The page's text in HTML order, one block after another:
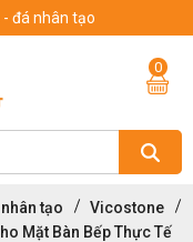
đá nhân tạo
0
tạo
Vicostone
Mặt Bàn Bếp Thực Tế